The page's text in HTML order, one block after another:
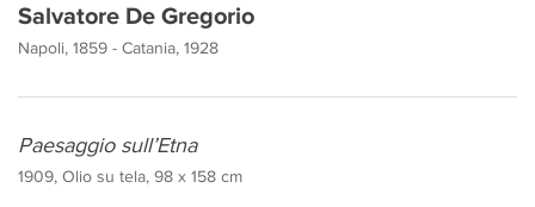
Salvatore De Gregorio
Napoli, 1859 - Catania, 1928
Paesaggio sull’Etna
1909, Olio su tela, 98 x 158 cm